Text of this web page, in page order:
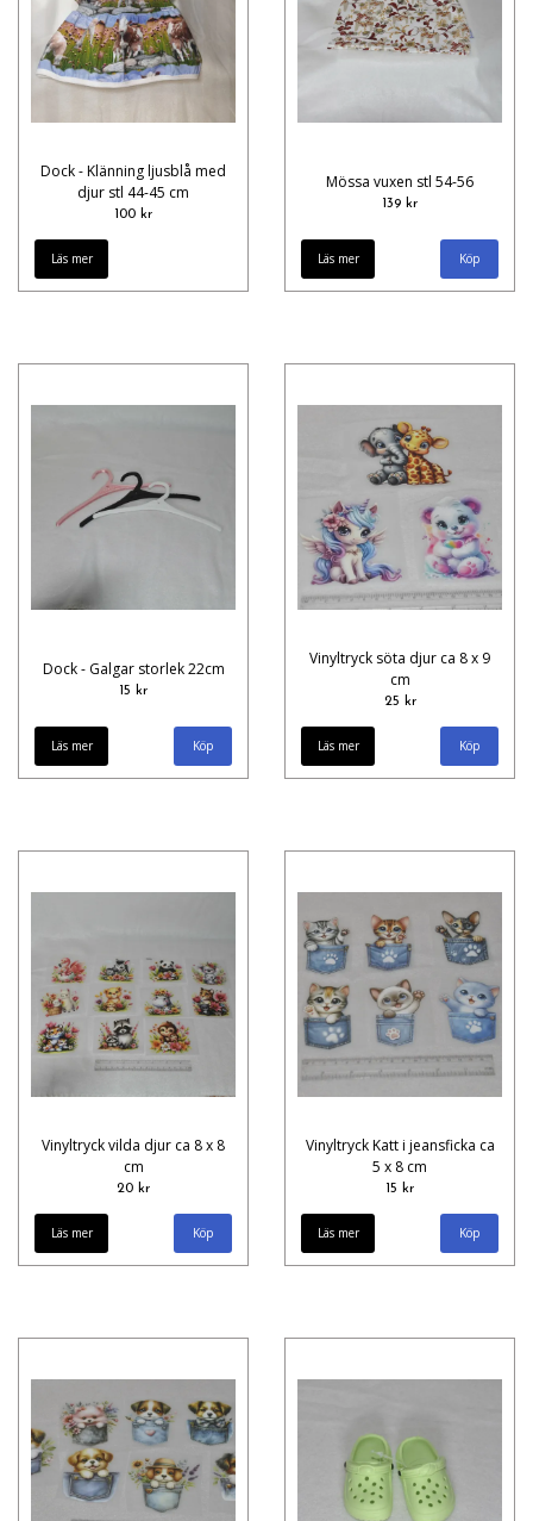
Dock - Klänning ljusblå med
djur stl 44-45 cm
100 kr
Läs mer
Mössa vuxen stl 54-56
139 kr
Läs mer
Dock - Galgar storlek 22cm
15 kr
Läs mer Köp
Vinyltryck söta djur ca 8 x 9
cm
25 kr
Läs mer Köp
Vinyltryck vilda djur ca 8 x 8
cm
20 kr
Läs mer Köp
Vinyltryck Katt i jeansficka ca
5 x 8 cm
15 kr
Läs mer Köp